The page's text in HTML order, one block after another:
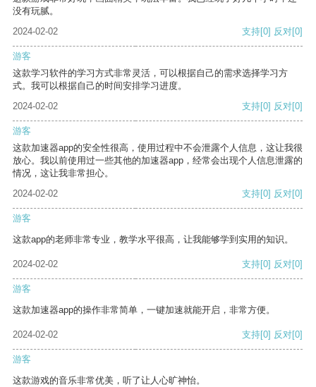
没有玩腻。
2024-02-02
支持[0] 反对[0]
游客
这款学习软件的学习方式非常灵活，可以根据自己的需求选择学习方
式。我可以根据自己的时间安排学习进度。
2024-02-02
支持[0] 反对[0]
游客
这款加速器app的安全性很高，使用过程中不会泄露个人信息，这让我很
放心。我以前使用过一些其他的加速器app，经常会出现个人信息泄露的
情况，这让我非常担心。
2024-02-02
支持[0] 反对[0]
游客
这款app的老师非常专业，教学水平很高，让我能够学到实用的知识。
2024-02-02 支持[0] 反对[0]
游客
这款加速器app的操作非常简单，一键加速就能开启，非常方便。
2024-02-02 支持[0] 反对[0]
游客
这款游戏的音乐非常优美，听了让人心旷神怡。